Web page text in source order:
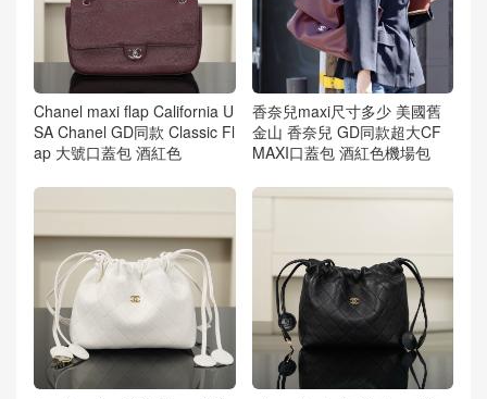
Chanel maxi flap California U
SA Chanel GD同款 Classic Fl
ap 大號口蓋包 酒紅色
香奈兒maxi尺寸多少 美國舊
金山 香奈兒 GD同款超大CF
MAXI口蓋包 酒紅色機場包